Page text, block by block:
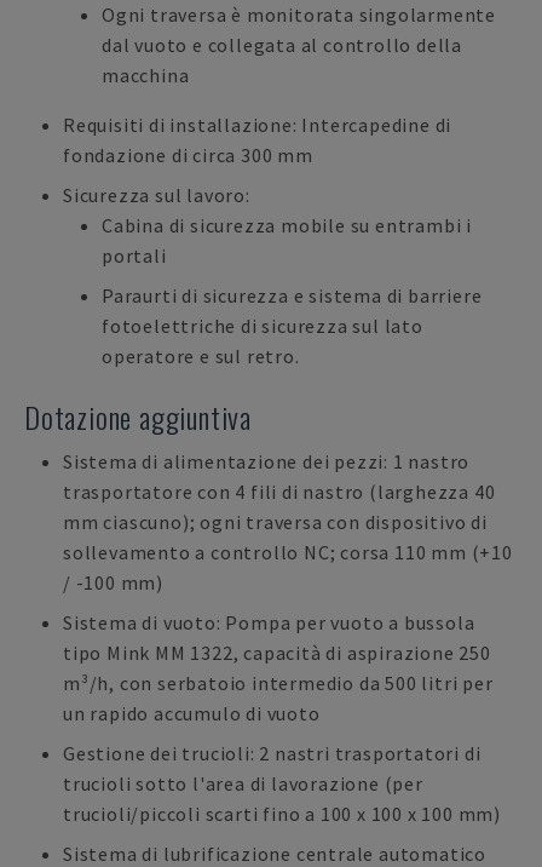
Ogni traversa è monitorata singolarmente
dal vuoto e collegata al controllo della
macchina
Requisiti di installazione: Intercapedine di
fondazione di circa 300 mm
Sicurezza sul lavoro:
Cabina di sicurezza mobile su entrambi i
portali
Paraurti di sicurezza e sistema di barriere
fotoelettriche di sicurezza sul lato
operatore e sul retro.
Dotazione aggiuntiva
Sistema di alimentazione dei pezzi: 1 nastro
trasportatore con 4 fili di nastro (larghezza 40
mm ciascuno); ogni traversa con dispositivo di
sollevamento a controllo NC; corsa 110 mm (+10
/ -100 mm)
Sistema di vuoto: Pompa per vuoto a bussola
tipo Mink MM 1322, capacità di aspirazione 250
m³/h, con serbatoio intermedio da 500 litri per
un rapido accumulo di vuoto
Gestione dei trucioli: 2 nastri trasportatori di
trucioli sotto l'area di lavorazione (per
trucioli/piccoli scarti fino a 100 x 100 x 100 mm)
Sistema di lubrificazione centrale automatico